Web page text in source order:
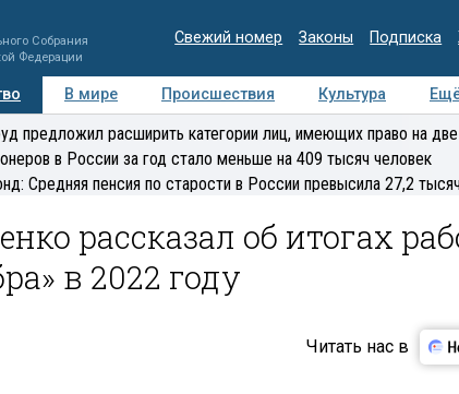
Собрания
Федерации
Свежий номер Законы Подписка
В мире Происшествия Культура
Регионы Медиацентр Интервью Колумнисты
предложил расширить категории лиц, имеющих право на
в России за год стало меньше на 409 тысяч человек
Средняя пенсия по старости в России превысила 27,2
рассказал об итогах
в 2022 году
Читать нас в